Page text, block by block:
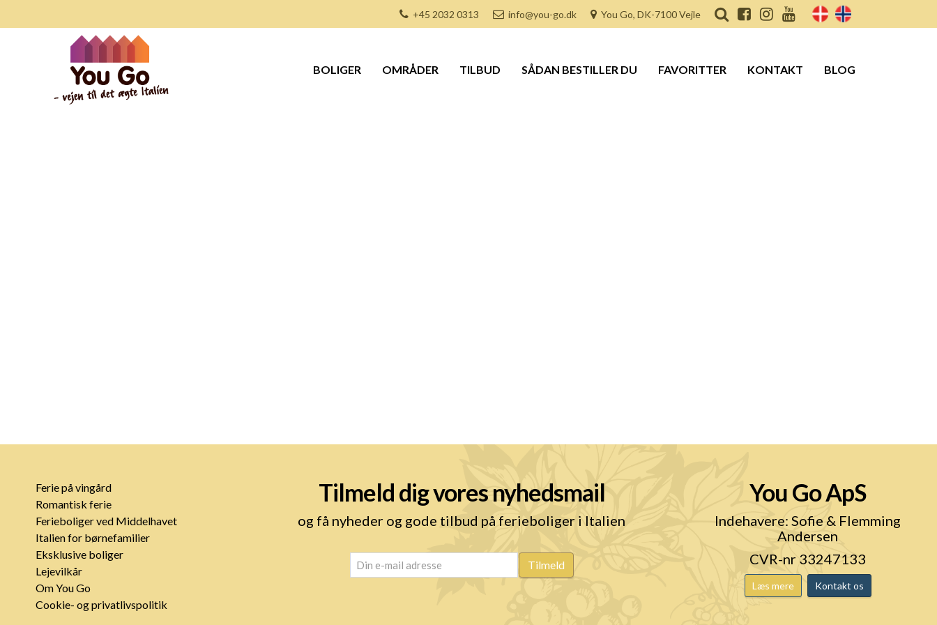
+45 2032 0313 info@you-go.dk You Go, DK-7100 Vejle
BOLIGER OMRÅDER TILBUD SÅDAN BESTILLER DU FAVORITTER KONTAKT BLOG
Ferie på vingård
Romantisk ferie
Ferieboliger ved Middelhavet
Italien for børnefamilier
Eksklusive boliger
Lejevilkår
Om You Go
Cookie- og privatlivspolitik
Tilmeld dig vores nyhedsmail
og få nyheder og gode tilbud på ferieboliger i Italien
(Påkrævet)
You Go ApS
Indehavere: Sofie & Flemming
Andersen
CVR-nr 33247133
Læs mere Kontakt os